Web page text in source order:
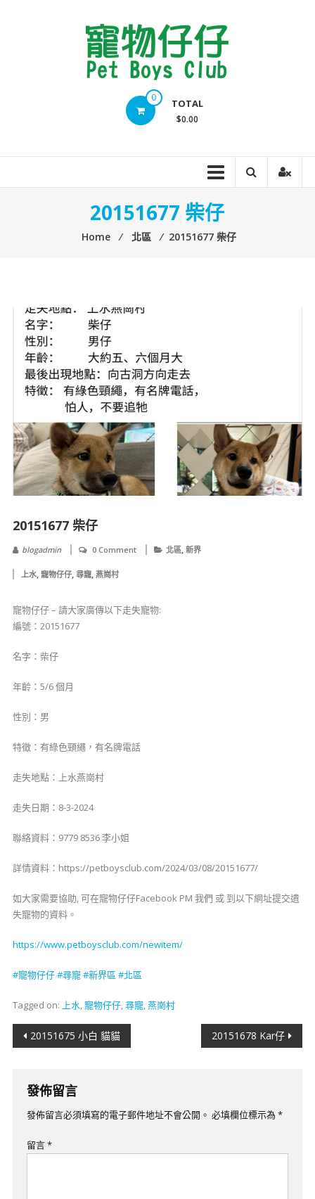
0 TOTAL
$0.00
20151677 柴仔
Home ⁄ 北區 ⁄ 20151677 柴仔
20151677 柴仔
blogadmin 0 Comment 北區, 新界
上水, 寵物仔仔, 尋寵, 燕崗村
寵物仔仔 – 請大家廣傳以下走失寵物:
編號：20151677
名字：柴仔
年齡：5/6 個月
性別：男
特徵：有綠色頸繩，有名牌電話
走失地點：上水燕崗村
走失日期：8-3-2024
聯絡資料：9779 8536 李小姐
詳情資料：https://petboysclub.com/2024/03/08/20151677/
如大家需要協助, 可在寵物仔仔Facebook PM 我們 或 到以下網址提交遺
失寵物的資料。
https://www.petboysclub.com/newitem/
#寵物仔仔#尋寵 #新界區 #北區
Tagged on: 上水,寵物仔仔,尋寵,燕崗村
文
導
覽
20151675 小白 貓貓 20151678 Kar仔
發佈留言
發佈留言必須填寫的電子郵件地址不會公開。 必填欄位標示為 *
留言*